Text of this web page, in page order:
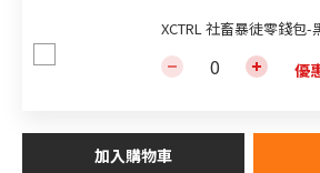
XCTRL 社畜暴徒零錢包-
優
加入購物車